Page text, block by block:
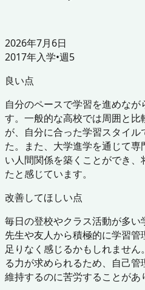
2026年7月6日
2017年入学•週5
良い点
自分のペースで学習を進めな
す。一般的な高校では周囲と
が、自分に合った学習スタイ
た。また、大学進学を通じて
い人間関係を築くことができ
たと感じています。
改善してほしい点
毎日の登校やクラス活動が多い
先生や友人から積極的に学習
足りなく感じるかもしれませ
る力が求められるため、自己
維持するのに苦労することがあ